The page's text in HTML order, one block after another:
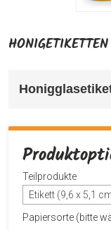
Teilprodukte
Etikett (9,6 x 5,1
Papiersorte (bitte